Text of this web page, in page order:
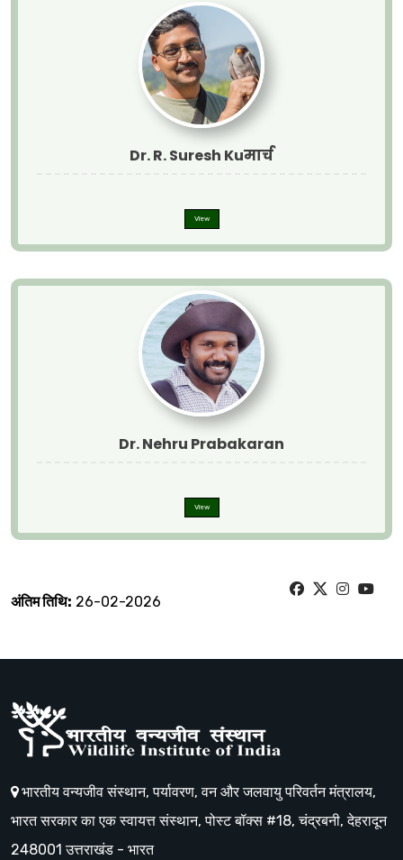
Dr. R. Suresh Kuमार्च
View
Dr. Nehru Prabakaran
View
अंतिम तिथि: 26-02-2026
भारतीय वन्यजीव संस्थान, पर्यावरण, वन और जलवायु परिवर्तन मंत्रालय,
भारत सरकार का एक स्वायत्त संस्थान, पोस्ट बॉक्स #18, चंद्रबनी, देहरादून
248001 उत्तराखंड - भारत